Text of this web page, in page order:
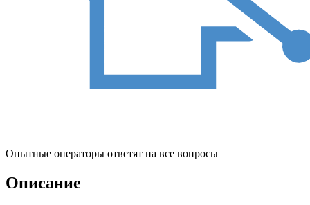
Опытные операторы ответят на все вопросы
Описание